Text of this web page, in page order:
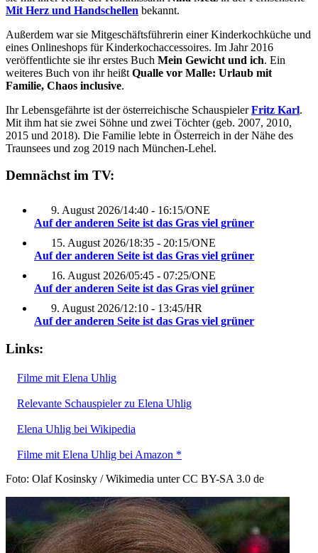
Mit Herz und Handschellen bekannt.
Außerdem war sie Mitgeschäftsführerin einer Kinderkochküche und
eines Onlineshops für Kinderkochaccessoires. Im Jahr 2016
veröffentlichte sie ihr erstes Buch Mein Gewicht und ich. Ein
weiteres Buch von ihr heißt Qualle vor Malle: Urlaub mit
Familie, Chaos inclusive.
Ihr Lebensgefährte ist der österreichische SchauspielerFritz Karl.
Mit ihm hat sie zwei Söhne und zwei Töchter (geb. 2007, 2010,
2015 und 2018). Die Familie lebte in Österreich in der Nähe des
Traunsees und zog 2019 nach München-Lehel.
Demnächst im TV:
9. August 2026/14:40 - 16:15/ONE
Auf der anderen Seite ist das Gras viel grüner
15. August 2026/18:35 - 20:15/ONE
Auf der anderen Seite ist das Gras viel grüner
16. August 2026/05:45 - 07:25/ONE
Auf der anderen Seite ist das Gras viel grüner
9. August 2026/12:10 - 13:45/HR
Auf der anderen Seite ist das Gras viel grüner
Links:
Filme mit Elena Uhlig
Relevante Schauspieler zu Elena Uhlig
Elena Uhlig bei Wikipedia
Filme mit Elena Uhlig bei Amazon *
Foto: Olaf Kosinsky / Wikimedia unter CC BY-SA 3.0 de